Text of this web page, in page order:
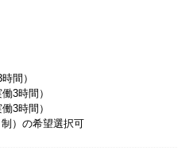
間）
3時間）
3時間）
）の希望選択可